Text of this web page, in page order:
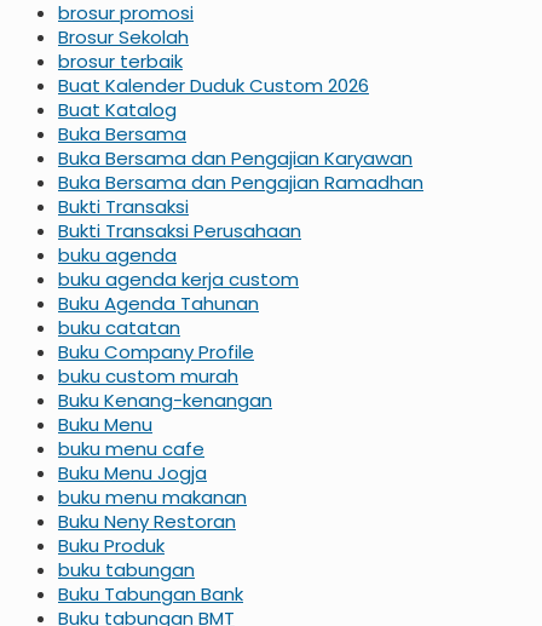
brosur promosi
Brosur Sekolah
brosur terbaik
Buat Kalender Duduk Custom 2026
Buat Katalog
Buka Bersama
Buka Bersama dan Pengajian Karyawan
Buka Bersama dan Pengajian Ramadhan
Bukti Transaksi
Bukti Transaksi Perusahaan
buku agenda
buku agenda kerja custom
Buku Agenda Tahunan
buku catatan
Buku Company Profile
buku custom murah
Buku Kenang-kenangan
Buku Menu
buku menu cafe
Buku Menu Jogja
buku menu makanan
Buku Neny Restoran
Buku Produk
buku tabungan
Buku Tabungan Bank
Buku tabungan BMT